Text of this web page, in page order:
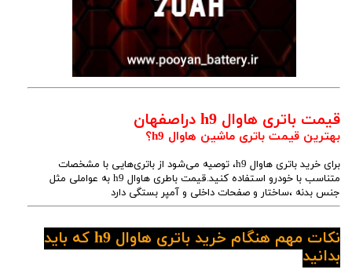
قیمت باتری هاوال h9 دراصفهان
بهترین قیمت باتری ماشین هاوال h9؟
برای خرید باتری هاوال h9، توصیه می‌شود از باتری‌هایی با مشخصات
متناسب با خودرو استفاده کنید.قیمت باطری هاوال h9 به عواملی مثل
جنس بدنه ،ساختار و صفحات داخلی و آمپر بستگی دارد
نکات مهم هنگام خرید باتری هاوال h9 که باید
بدانید